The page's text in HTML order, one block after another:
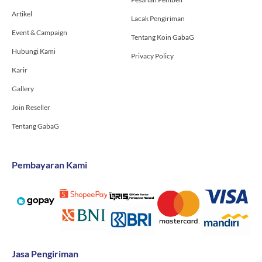
Artikel
Event & Campaign
Hubungi Kami
Karir
Gallery
Join Reseller
Tentang GabaG
Lacak Pengiriman
Tentang Koin GabaG
Privacy Policy
Pembayaran Kami
Jasa Pengiriman